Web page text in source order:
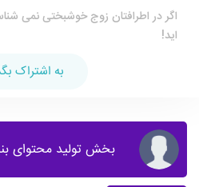
اگر در اطرافتان زوج خوشبختی نمی
اید!
به اشتراک
بخش تولید محتوای